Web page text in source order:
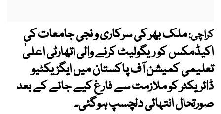
کراچی:ملک بھر کی سرکاری و نجی جامعات کی
اکیڈمکس کو ریگولیٹ کرنے والی اتھارٹی اعلیٰ
تعلیمی کمیشن آف پاکستان میں ایگزیکٹیو
ڈائریکٹر کو ملازمت سے فارغ کیے جانے کے بعد
صورتحال انتہائی دلچسپ ہوگئی۔